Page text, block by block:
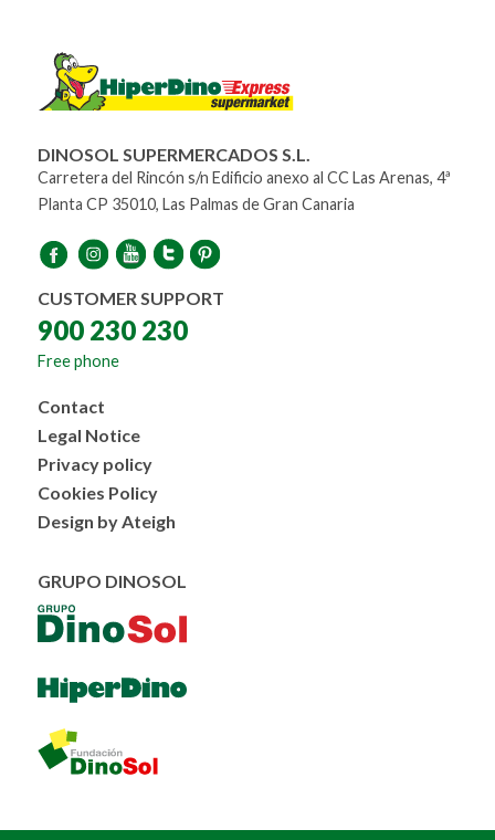
DINOSOL SUPERMERCADOS S.L.
Carretera del Rincón s/n Edificio anexo al CC Las Arenas, 4ª
Planta CP 35010, Las Palmas de Gran Canaria
CUSTOMER SUPPORT
900 230 230
Free phone
Menú
al
pie
Contact
Legal Notice
Privacy policy
Cookies Policy
Design by Ateigh
GRUPO DINOSOL